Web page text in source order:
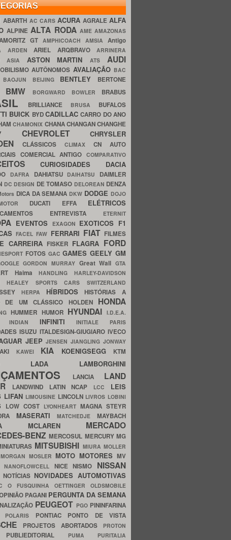
ABARTH AC CARS ACURA AGRALE ALFA
ALPINEALTA RODA AME AMAZONAS
GT AMPHICOACH AMSIA Antigo
ARDEN ARIEL ARQBRAVO ARRINERA
ASIA ASTON MARTINATS AUDI
AUTÔNOMOS AVALIAÇÃO BAC
BAOJUN BEIJING BENTLEY BERTONE
BMW BORGWARD BOWLER BRABUS
BRILLIANCE BRUSA BUFALOS
BUICK BYDCADILLACCARRO DO ANO
CHAMONIX CHANACHANGANCHANGHE
CHEVROLET CHRYSLER
CLÁSSICOS CLIMAX CN AUTO
COMERCIAL ANTIGOCOMPARATIVO
CURIOSIDADES DACIA
DAFRA DAHIATSU DAIHATSU DAIMLER
DC DESIGN DE TOMASO DELOREAN DENZA
DICA DA SEMANA DKW DODGE DOJO
DUCATI EFFA ELÉTRICOS
ENTREVISTA ETERNIT
EVENTOS EXAGON EXOTICOS F1
FACELFAW FERRARI FIAT FILMES
CARREIRA FISKER FLAGRA FORD
FOTOS GACGAMESGEELYGM
GORDON MURRAY Great WallGTA
HaimaHANDLINGHARLEY-DAVIDSON
HEALEY SPORTS CARS SWITZERLAND
HERPA HÍBRIDOSHISTÓRIAS A
DE UM CLÁSSICO HOLDEN HONDA
HUMMER HUMOR HYUNDAI I.D.E.A.
INDIAN INFINITIINITIALE PARIS
ISUZU ITALDESIGN-GIUGIAROIVECO
JEEPJENSENJIANGLINGJONWAY
KAWEI KIA KOENIGSEGG KTM
LADA LAMBORGHINI
LANCIA LAND
LANDWIND LATIN NCAP LCC LEIS
LIFAN LIMOUSINE LINCOLN LIVROS LOBINI
LOW COST LYONHEART MAGNA STEYR
MASERATIMATCHEDJEMAYBACH
MCLAREN MERCADO
BENZMERCOSUL MERCURYMG
MITSUBISHI MIURA MOLLER
MORGAN MOSLER MOTO MOTORES MV
NANOFLOWCELL NICENISMO NISSAN
NOTÍCIAS NOVIDADES AUTOMOTIVAS
O FUSQUINHA OETTINGER OLDSMOBILE
PAGANI PERGUNTA DA SEMANA
PEUGEOT PGO PININFARINA
POLARIS PONTIAC PONTO DE VISTA
PROJETOS ABORTADOS PROTON
PUBLIEDITORIAL PUMA PURITALIA